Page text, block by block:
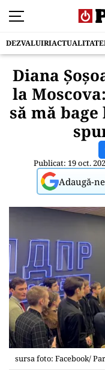
DEZVALUIRIACTUALITATE
Diana
la
să mă
Publicat: 19 oct.
Adaugă-
sursa foto: Facebook/